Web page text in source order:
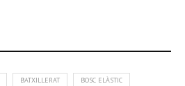
BATXILLERAT BOSC ELÀSTIC